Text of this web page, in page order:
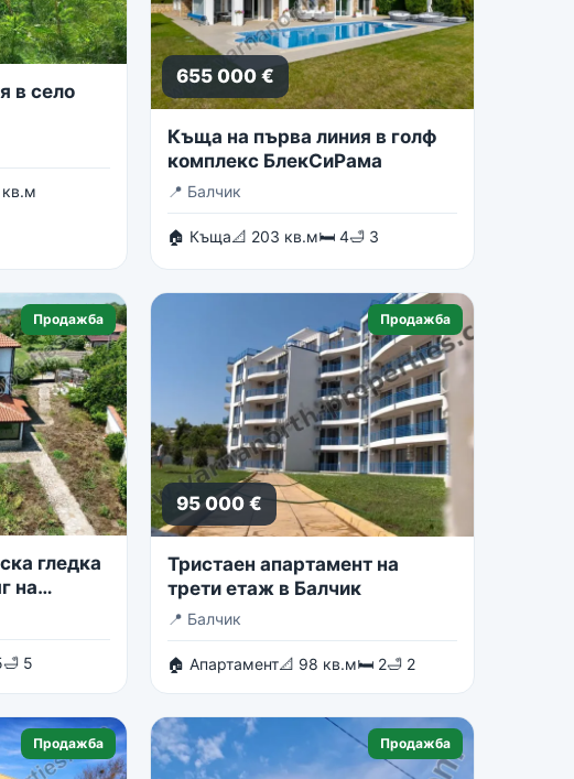
в село
655 000 €
Къща на първа линия в голф
комплекс БлекСиРама
📍 Балчик
🏠 Къща📐 203 кв.м🛏 4🛁 3
Продажба
гледка
на
🛁 5
Продажба
95 000 €
Тристаен апартамент на
трети етаж в Балчик
📍 Балчик
🏠 Апартамент📐 98 кв.м🛏 2🛁 2
Продажба Продажба